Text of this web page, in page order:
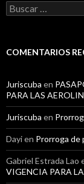
B
u
a
COMENTARIOS
Juriscuba en
PARA LAS
Juriscuba en
Dayien Prorroga
Gabriel Estrada Lao
VIGENCIA PARA